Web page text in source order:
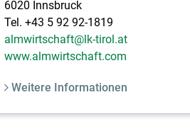
6020 Innsbruck
Tel. +43 5 92 92-1819
almwirtschaft@lk-tirol.at
www.almwirtschaft.com
Weitere Informationen